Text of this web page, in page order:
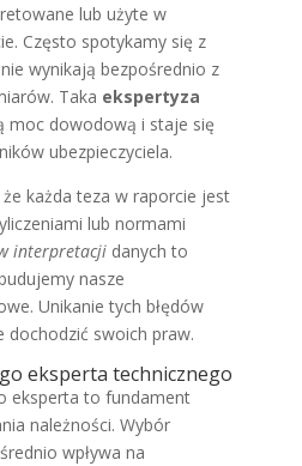
lub użyte w
Często spotykamy się z
wynikają bezpośrednio z
Taka ekspertyza
moc dowodową i staje się
ubezpieczyciela.
każda teza w raporcie jest
lub normami
interpretacjidanych to
nasze
Unikanie tych błędów
dochodzić swoich praw.
eksperta technicznego
eksperta to fundament
należności. Wybór
wpływa na